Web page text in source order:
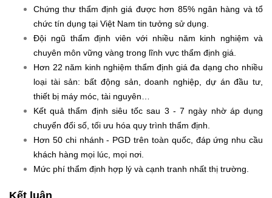
Chứng thư thẩm định giá được hơn 85% ngân hàng và tổ
chức tín dụng tại Việt Nam tin tưởng sử dụng.
Đội ngũ thẩm định viên với nhiều năm kinh nghiệm và
chuyên môn vững vàng trong lĩnh vực thẩm định giá.
Hơn 22 năm kinh nghiệm thẩm định giá đa dạng cho nhiều
loại tài sản: bất động sản, doanh nghiệp, dự án đầu tư,
thiết bị máy móc, tài nguyên…
Kết quả thẩm định siêu tốc sau 3 - 7 ngày nhờ áp dụng
chuyển đổi số, tối ưu hóa quy trình thẩm định.
Hơn 50 chi nhánh - PGD trên toàn quốc, đáp ứng nhu cầu
khách hàng mọi lúc, mọi nơi.
Mức phí thẩm định hợp lý và cạnh tranh nhất thị trường.
Kết luận